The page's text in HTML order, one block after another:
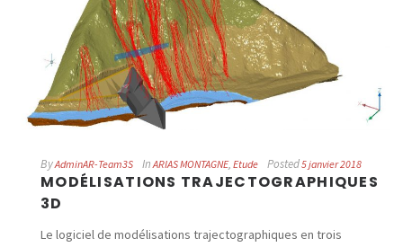
ByAdminAR-Team3S In ARIAS MONTAGNE, Etude Posted5 janvier 2018
MODÉLISATIONS TRAJECTOGRAPHIQUES
3D
Le logiciel de modélisations trajectographiques en trois